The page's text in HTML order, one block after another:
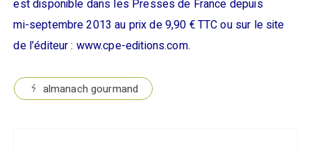
est disponible dans les Presses de France depuis
mi-septembre 2013 au prix de 9,90 € TTC ou sur le site
de l’éditeur : www.cpe-editions.com.
almanach gourmand